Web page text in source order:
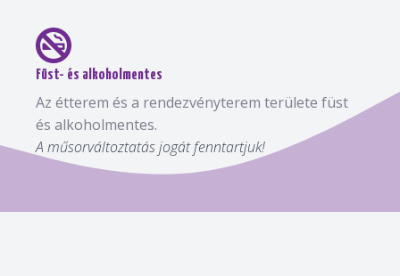
Füst- és alkoholmentes
Az étterem és a rendezvényterem területe füst
és alkoholmentes.
A műsorváltoztatás jogát fenntartjuk!